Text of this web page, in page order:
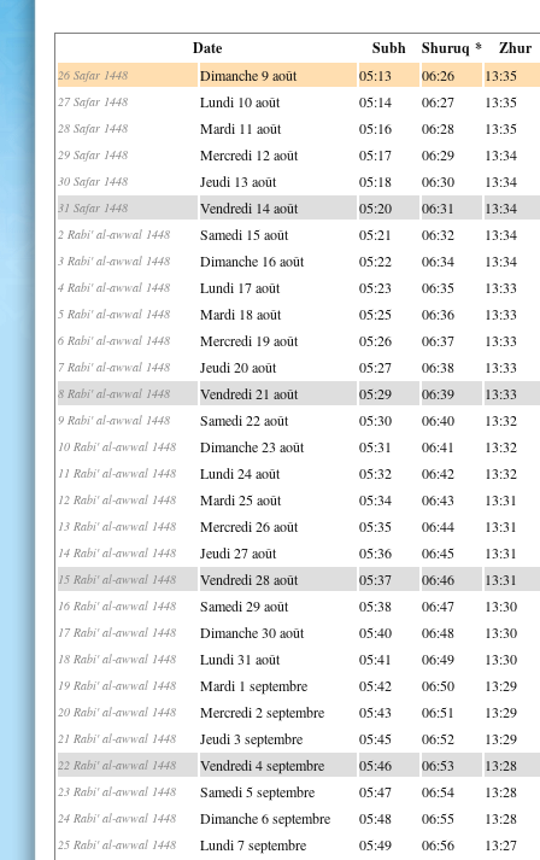
Date Subh Shuruq * Zhur
26 Safar 1448 Dimanche 9 août 05:13 06:26 13:35
27 Safar 1448 Lundi 10 août 05:14 06:27 13:35
28 Safar 1448 Mardi 11 août 05:16 06:28 13:35
29 Safar 1448 Mercredi 12 août 05:17 06:29 13:34
30 Safar 1448 Jeudi 13 août 05:18 06:30 13:34
31 Safar 1448 Vendredi 14 août 05:20 06:31 13:34
2 Rabi' al-awwal 1448 Samedi 15 août 05:21 06:32 13:34
3 Rabi' al-awwal 1448 Dimanche 16 août 05:22 06:34 13:34
4 Rabi' al-awwal 1448 Lundi 17 août 05:23 06:35 13:33
5 Rabi' al-awwal 1448 Mardi 18 août 05:25 06:36 13:33
6 Rabi' al-awwal 1448 Mercredi 19 août 05:26 06:37 13:33
7 Rabi' al-awwal 1448 Jeudi 20 août 05:27 06:38 13:33
8 Rabi' al-awwal 1448 Vendredi 21 août 05:29 06:39 13:33
9 Rabi' al-awwal 1448 Samedi 22 août 05:30 06:40 13:32
10 Rabi' al-awwal 1448 Dimanche 23 août 05:31 06:41 13:32
11 Rabi' al-awwal 1448 Lundi 24 août 05:32 06:42 13:32
12 Rabi' al-awwal 1448 Mardi 25 août 05:34 06:43 13:31
13 Rabi' al-awwal 1448 Mercredi 26 août 05:35 06:44 13:31
14 Rabi' al-awwal 1448 Jeudi 27 août 05:36 06:45 13:31
15 Rabi' al-awwal 1448 Vendredi 28 août 05:37 06:46 13:31
16 Rabi' al-awwal 1448 Samedi 29 août 05:38 06:47 13:30
17 Rabi' al-awwal 1448 Dimanche 30 août 05:40 06:48 13:30
18 Rabi' al-awwal 1448 Lundi 31 août 05:41 06:49 13:30
19 Rabi' al-awwal 1448 Mardi 1 septembre 05:42 06:50 13:29
20 Rabi' al-awwal 1448 Mercredi 2 septembre 05:43 06:51 13:29
21 Rabi' al-awwal 1448 Jeudi 3 septembre 05:45 06:52 13:29
22 Rabi' al-awwal 1448 Vendredi 4 septembre 05:46 06:53 13:28
23 Rabi' al-awwal 1448 Samedi 5 septembre 05:47 06:54 13:28
24 Rabi' al-awwal 1448 Dimanche 6 septembre 05:48 06:55 13:28
25 Rabi' al-awwal 1448 Lundi 7 septembre 05:49 06:56 13:27